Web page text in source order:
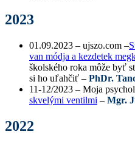
2023
01.09.2023 – ujszo.com –
van módja a kezdetek
školského roka môže byť
si ho uľahčiť – PhDr.
11-12/2023 – Moja
skvelými ventilmi – Mgr.
2022